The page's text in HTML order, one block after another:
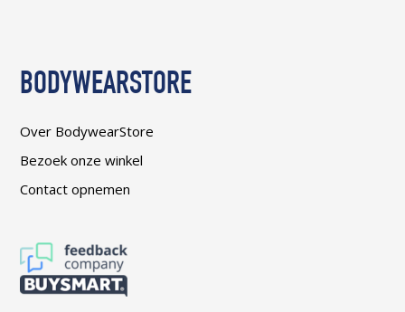
BODYWEARSTORE
Over BodywearStore
Bezoek onze winkel
Contact opnemen